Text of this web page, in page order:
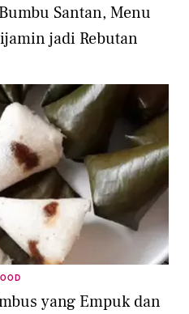
Santan, Menu
jadi Rebutan
yang Empuk dan